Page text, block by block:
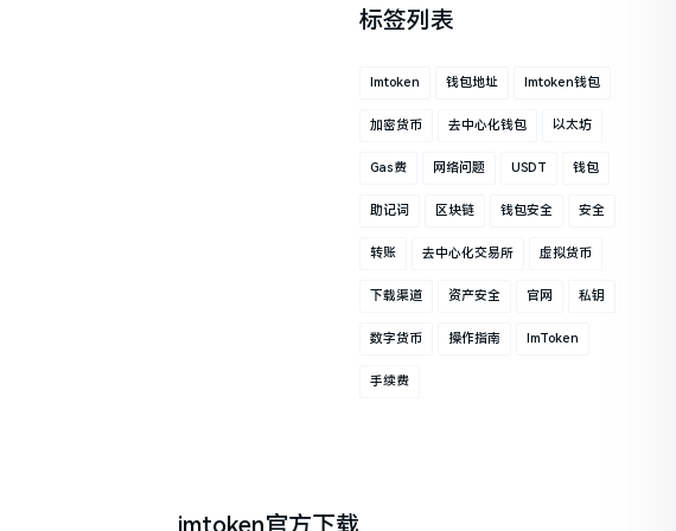
标签列表
Imtoken 钱包地址 Imtoken钱包
加密货币 去中心化钱包 以太坊
Gas费 网络问题 USDT 钱包
助记词 区块链 钱包安全 安全
转账 去中心化交易所 虚拟货币
下载渠道 资产安全 官网 私钥
数字货币 操作指南 ImToken
手续费